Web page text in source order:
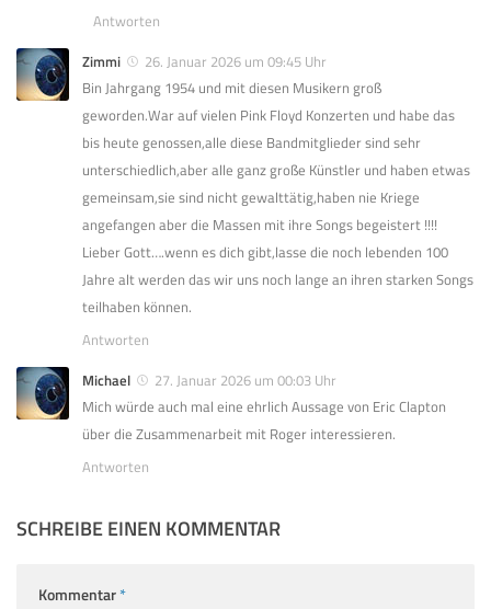
Antworten
Zimmi
26. Januar 2026 um 09:45 Uhr
Bin Jahrgang 1954 und mit diesen Musikern groß
geworden.War auf vielen Pink Floyd Konzerten und habe das
bis heute genossen,alle diese Bandmitglieder sind sehr
unterschiedlich,aber alle ganz große Künstler und haben etwas
gemeinsam,sie sind nicht gewalttätig,haben nie Kriege
angefangen aber die Massen mit ihre Songs begeistert !!!!
Lieber Gott….wenn es dich gibt,lasse die noch lebenden 100
Jahre alt werden das wir uns noch lange an ihren starken Songs
teilhaben können.
Antworten
Michael
27. Januar 2026 um 00:03 Uhr
Mich würde auch mal eine ehrlich Aussage von Eric Clapton
über die Zusammenarbeit mit Roger interessieren.
Antworten
SCHREIBE EINEN KOMMENTAR
Kommentar*